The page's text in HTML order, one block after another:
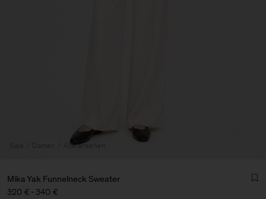
Alle ansehen
Mika Yak Funnelneck Sweater
320 € - 340 €